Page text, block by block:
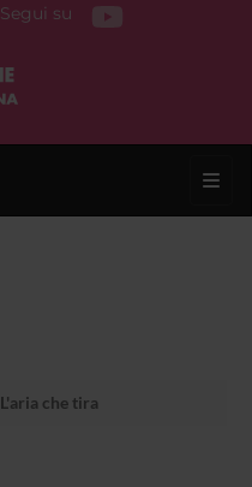
Segui su
L'aria che tira